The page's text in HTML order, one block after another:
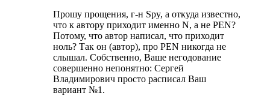
Прошу прощения, г-н Spy, а откуда известно,
что к автору приходит именно N, а не PEN?
Потому, что автор написал, что приходит
ноль? Так он (автор), про PEN никогда не
слышал. Собственно, Ваше негодование
совершенно непонятно: Сергей
Владимирович просто расписал Ваш
вариант №1.